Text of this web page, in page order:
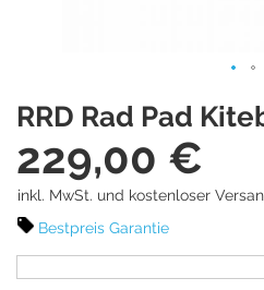
RRD Rad Pad
229,00 €
inkl. MwSt. und kostenloser
Bestpreis Garantie
to
beginning
the
images